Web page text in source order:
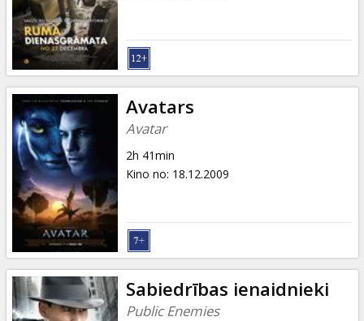
Avatars
Avatar
2h 41min
Kino no: 18.12.2009
Sabiedrības ienaidnieki
Public Enemies